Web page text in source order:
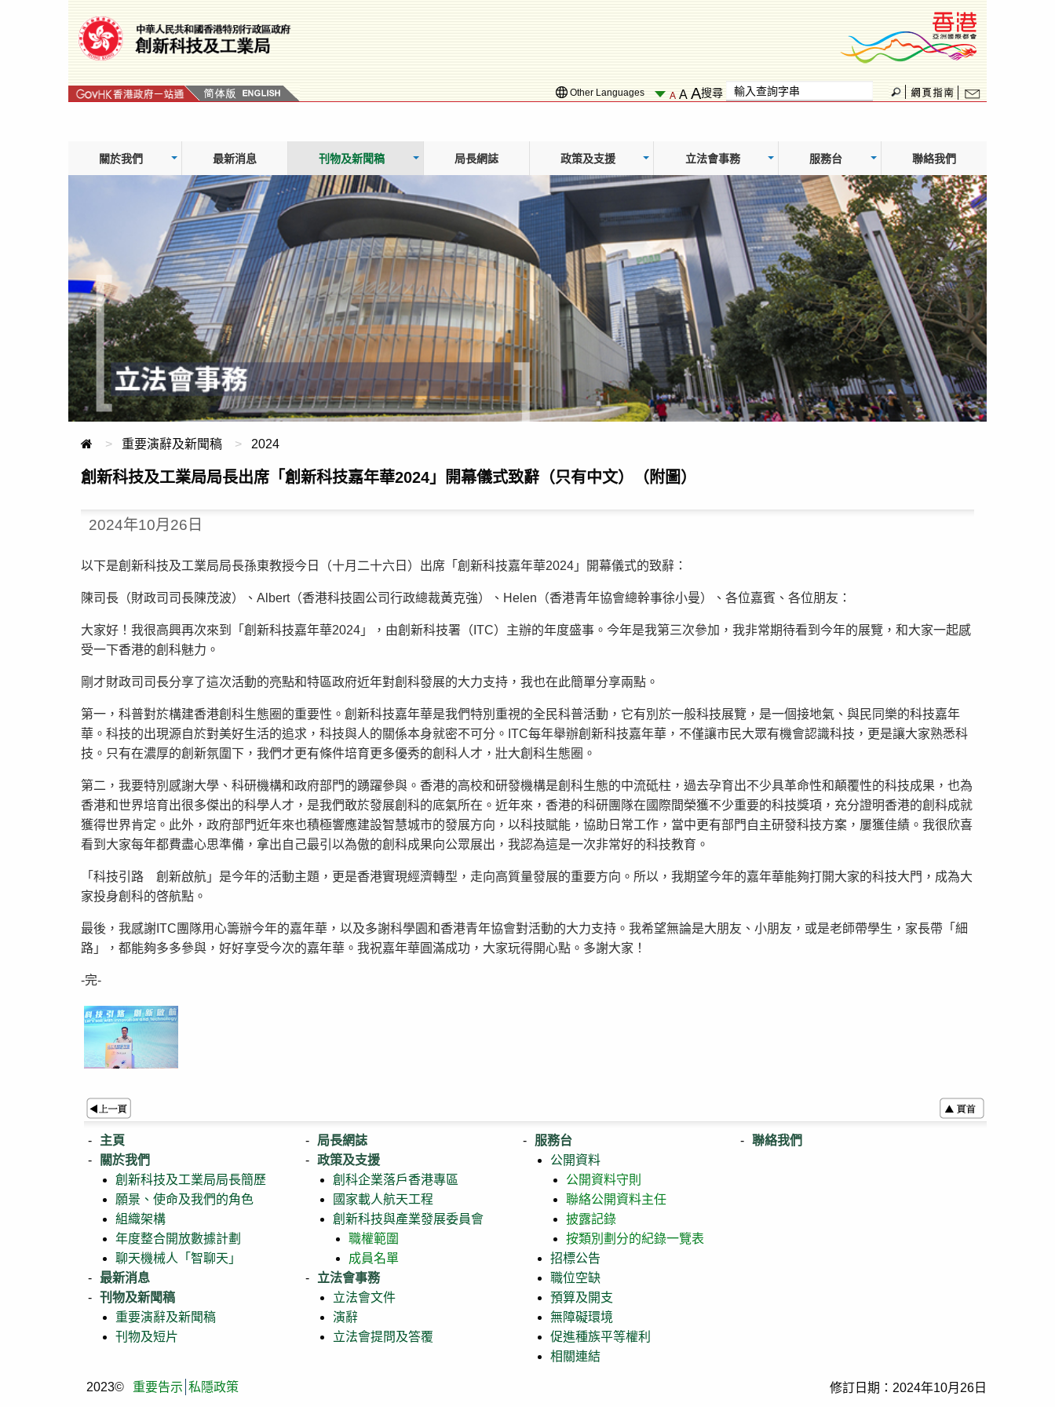
Other Languages A A A搜尋
關於我們 最新消息 刊物及新聞稿 局長網誌 政策及支援 立法會事務 服務台 聯絡我們
重要演辭及新聞稿 2024
創新科技及工業局局長出席「創新科技嘉年華2024」開幕儀式致辭（只有中文）（附圖）
2024年10月26日
以下是創新科技及工業局局長孫東教授今日（十月二十六日）出席「創新科技嘉年華2024」開幕儀式的致辭：
陳司長（財政司司長陳茂波）、Albert（香港科技園公司行政總裁黃克強）、Helen（香港青年協會總幹事徐小曼）、各位嘉賓、各位朋友：
大家好！我很高興再次來到「創新科技嘉年華2024」，由創新科技署（ITC）主辦的年度盛事。今年是我第三次參加，我非常期待看到今年的展覽，和大家一起感
受一下香港的創科魅力。
剛才財政司司長分享了這次活動的亮點和特區政府近年對創科發展的大力支持，我也在此簡單分享兩點。
第一，科普對於構建香港創科生態圈的重要性。創新科技嘉年華是我們特別重視的全民科普活動，它有別於一般科技展覽，是一個接地氣、與民同樂的科技嘉年
華。科技的出現源自於對美好生活的追求，科技與人的關係本身就密不可分。ITC每年舉辦創新科技嘉年華，不僅讓市民大眾有機會認識科技，更是讓大家熟悉科
技。只有在濃厚的創新氛圍下，我們才更有條件培育更多優秀的創科人才，壯大創科生態圈。
第二，我要特別感謝大學、科研機構和政府部門的踴躍參與。香港的高校和研發機構是創科生態的中流砥柱，過去孕育出不少具革命性和顛覆性的科技成果，也為
香港和世界培育出很多傑出的科學人才，是我們敢於發展創科的底氣所在。近年來，香港的科研團隊在國際間榮獲不少重要的科技獎項，充分證明香港的創科成就
獲得世界肯定。此外，政府部門近年來也積極響應建設智慧城市的發展方向，以科技賦能，協助日常工作，當中更有部門自主研發科技方案，屢獲佳績。我很欣喜
看到大家每年都費盡心思準備，拿出自己最引以為傲的創科成果向公眾展出，我認為這是一次非常好的科技教育。
「科技引路 創新啟航」是今年的活動主題，更是香港實現經濟轉型，走向高質量發展的重要方向。所以，我期望今年的嘉年華能夠打開大家的科技大門，成為大
家投身創科的啓航點。
最後，我感謝ITC團隊用心籌辦今年的嘉年華，以及多謝科學園和香港青年協會對活動的大力支持。我希望無論是大朋友、小朋友，或是老師帶學生，家長帶「細
路」，都能夠多多參與，好好享受今次的嘉年華。我祝嘉年華圓滿成功，大家玩得開心點。多謝大家！
-完-
主頁
關於我們
創新科技及工業局局長簡歷
願景、使命及我們的角色
組織架構
年度整合開放數據計劃
聊天機械人「智聊天」
最新消息
刊物及新聞稿
重要演辭及新聞稿
刊物及短片
局長網誌
政策及支援
創科企業落戶香港專區
國家載人航天工程
創新科技與產業發展委員會
職權範圍
成員名單
立法會事務
立法會文件
演辭
立法會提問及答覆
服務台
公開資料
公開資料守則
聯絡公開資料主任
披露記錄
按類別劃分的紀錄一覽表
招標公告
職位空缺
預算及開支
無障礙環境
促進種族平等權利
相關連結
聯絡我們
2023© 重要告示 私隱政策 修訂日期：2024年10月26日